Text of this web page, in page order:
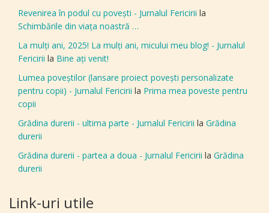
Revenirea în podul cu povești - Jurnalul Fericirii la
Schimbările din viața noastră …
La mulți ani, 2025! La mulți ani, micului meu blog! - Jurnalul
Fericirii la Bine aţi venit!
Lumea poveștilor (lansare proiect povești personalizate
pentru copii) - Jurnalul Fericirii la Prima mea poveste pentru
copii
Grădina durerii - ultima parte - Jurnalul Fericirii la Grădina
durerii
Grădina durerii - partea a doua - Jurnalul Fericirii la Grădina
durerii
Link-uri utile